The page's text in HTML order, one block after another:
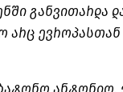
განვითარდა
არც ევროპასთან